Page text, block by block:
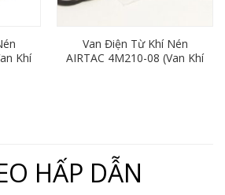
Khí
Van Điện Từ Khí Nén
AIRTAC 4M210-08 (Van Khí
HẤP DẪN